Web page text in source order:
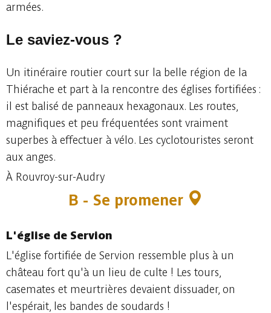
armées.
Le saviez-vous ?
Un itinéraire routier court sur la belle région de la
Thiérache et part à la rencontre des églises fortifiées :
il est balisé de panneaux hexagonaux. Les routes,
magnifiques et peu fréquentées sont vraiment
superbes à effectuer à vélo. Les cyclotouristes seront
aux anges.
À Rouvroy-sur-Audry
B - Se promener
L'église de Servion
L'église fortifiée de Servion ressemble plus à un
château fort qu'à un lieu de culte ! Les tours,
casemates et meurtrières devaient dissuader, on
l'espérait, les bandes de soudards !